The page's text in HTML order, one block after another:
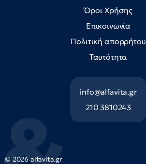
Όροι Χρήσης
Επικοινωνία
Πολιτική απορρήτου
Ταυτότητα
info@alfavita.gr
210 3810243
© 2026 alfavita.gr